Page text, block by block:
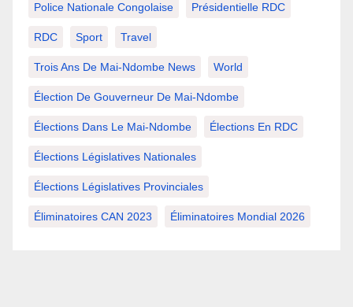
Police Nationale Congolaise Présidentielle RDC
RDC Sport Travel
Trois Ans De Mai-Ndombe News World
Élection De Gouverneur De Mai-Ndombe
Élections Dans Le Mai-Ndombe Élections En RDC
Élections Législatives Nationales
Élections Législatives Provinciales
Éliminatoires CAN 2023 Éliminatoires Mondial 2026